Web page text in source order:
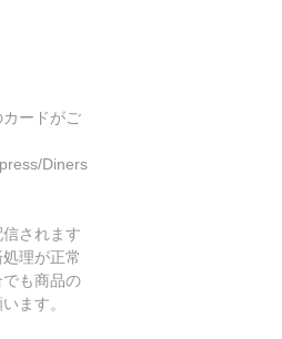
ードがご
Diners
されます
理が正常
も商品の
ます。